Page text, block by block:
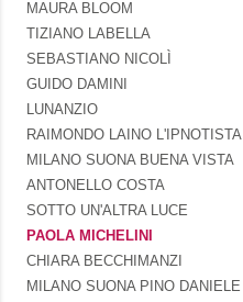
MAURA BLOOM
TIZIANO LABELLA
SEBASTIANO NICOLÌ
GUIDO DAMINI
LUNANZIO
RAIMONDO LAINO L'IPNOTISTA
MILANO SUONA BUENA VISTA
ANTONELLO COSTA
SOTTO UN'ALTRA LUCE
PAOLA MICHELINI
CHIARA BECCHIMANZI
MILANO SUONA PINO DANIELE